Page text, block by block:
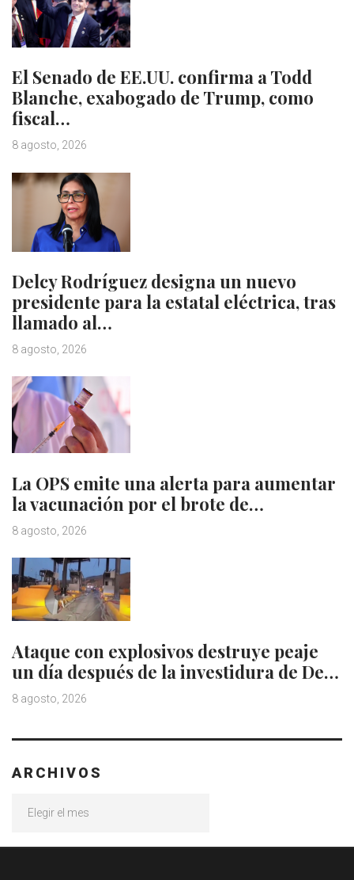
El Senado de EE.UU. confirma a Todd
Blanche, exabogado de Trump, como
fiscal…
8 agosto, 2026
Delcy Rodríguez designa un nuevo
presidente para la estatal eléctrica, tras
llamado al…
8 agosto, 2026
La OPS emite una alerta para aumentar
la vacunación por el brote de…
8 agosto, 2026
Ataque con explosivos destruye peaje
un día después de la investidura de De…
8 agosto, 2026
ARCHIVOS